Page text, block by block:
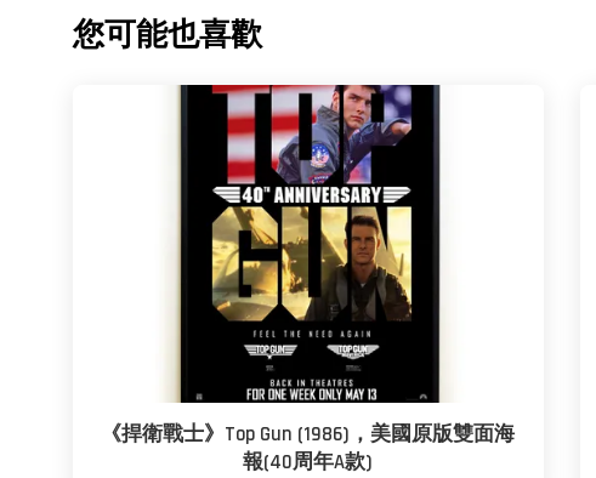
您可能也喜歡
《捍衛戰士》Top Gun (1986)，美國原版雙面海
報(40周年A款)